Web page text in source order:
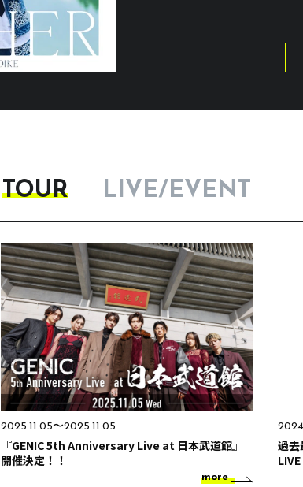
TOUR LIVE/EVENT
2025.11.05〜2025.11.05
『GENIC 5th Anniversary Live at 日本武道館』
開催決定！！
more
過去